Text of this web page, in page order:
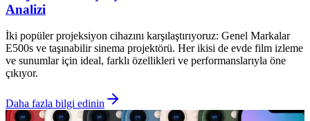
Analizi
İki popüler projeksiyon cihazını karşılaştırıyoruz: Genel Markalar
E500s ve taşınabilir sinema projektörü. Her ikisi de evde film izleme
ve sunumlar için ideal, farklı özellikleri ve performanslarıyla öne
çıkıyor.
Daha fazla bilgi edinin